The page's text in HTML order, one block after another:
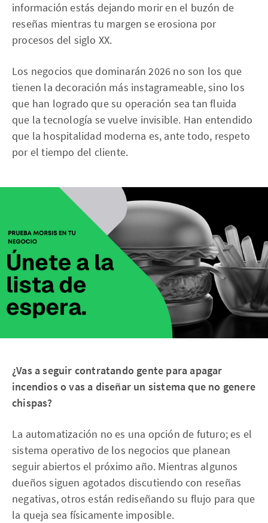
información estás dejando morir en el buzón de
reseñas mientras tu margen se erosiona por
procesos del siglo XX.
Los negocios que dominarán 2026 no son los que
tienen la decoración más instagrameable, sino los
que han logrado que su operación sea tan fluida
que la tecnología se vuelve invisible. Han entendido
que la hospitalidad moderna es, ante todo, respeto
por el tiempo del cliente.
¿Vas a seguir contratando gente para apagar
incendios o vas a diseñar un sistema que no genere
chispas?
La automatización no es una opción de futuro; es el
sistema operativo de los negocios que planean
seguir abiertos el próximo año. Mientras algunos
dueños siguen agotados discutiendo con reseñas
negativas, otros están rediseñando su flujo para que
la queja sea físicamente imposible.